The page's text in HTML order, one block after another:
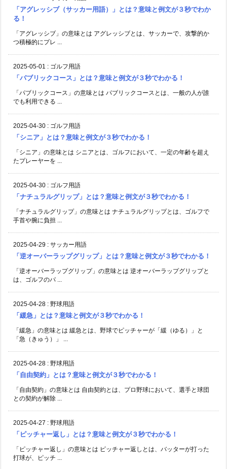
「アグレッシブ（サッカー用語）」とは？意味と例文が３秒でわか
る！
「アグレッシブ」の意味とは アグレッシブとは、サッカーで、攻撃的か
つ積極的にプレ ...
2025-05-01 : ゴルフ用語
「パブリックコース」とは？意味と例文が３秒でわかる！
「パブリックコース」の意味とは パブリックコースとは、一般の人が誰
でも利用できる ...
2025-04-30 : ゴルフ用語
「シニア」とは？意味と例文が３秒でわかる！
「シニア」の意味とは シニアとは、ゴルフにおいて、一定の年齢を超え
たプレーヤーを ...
2025-04-30 : ゴルフ用語
「ナチュラルグリップ」とは？意味と例文が３秒でわかる！
「ナチュラルグリップ」の意味とは ナチュラルグリップとは、ゴルフで
手首や腕に負担 ...
2025-04-29 : サッカー用語
「逆オーバーラップグリップ」とは？意味と例文が３秒でわかる！
「逆オーバーラップグリップ」の意味とは 逆オーバーラップグリップと
は、ゴルフのパ ...
2025-04-28 : 野球用語
「緩急」とは？意味と例文が３秒でわかる！
「緩急」の意味とは 緩急とは、野球でピッチャーが「緩（ゆる）」と
「急（きゅう）」 ...
2025-04-28 : 野球用語
「自由契約」とは？意味と例文が３秒でわかる！
「自由契約」の意味とは 自由契約とは、プロ野球において、選手と球団
との契約が解除 ...
2025-04-27 : 野球用語
「ピッチャー返し」とは？意味と例文が３秒でわかる！
「ピッチャー返し」の意味とは ピッチャー返しとは、バッターが打った
打球が、ピッチ ...